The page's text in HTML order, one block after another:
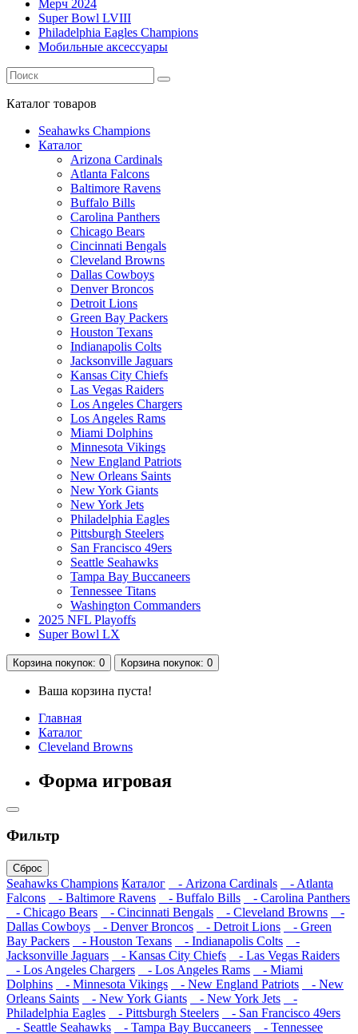
Мерч 2024
Super Bowl LVIII
Philadelphia Eagles Champions
Мобильные аксессуары
Каталог товаров
Seahawks Champions
Каталог
Arizona Cardinals
Atlanta Falcons
Baltimore Ravens
Buffalo Bills
Carolina Panthers
Chicago Bears
Cincinnati Bengals
Cleveland Browns
Dallas Cowboys
Denver Broncos
Detroit Lions
Green Bay Packers
Houston Texans
Indianapolis Colts
Jacksonville Jaguars
Kansas City Chiefs
Las Vegas Raiders
Los Angeles Chargers
Los Angeles Rams
Miami Dolphins
Minnesota Vikings
New England Patriots
New Orleans Saints
New York Giants
New York Jets
Philadelphia Eagles
Pittsburgh Steelers
San Francisco 49ers
Seattle Seahawks
Tampa Bay Buccaneers
Tennessee Titans
Washington Commanders
2025 NFL Playoffs
Super Bowl LX
Корзина покупок: 0 Корзина покупок: 0
Ваша корзина пуста!
Главная
Каталог
Cleveland Browns
Форма игровая
Фильтр
Сброс
Seahawks Champions Каталог - Arizona Cardinals
- Atlanta
Falcons
- Baltimore Ravens - Buffalo Bills
- Carolina Panthers
- Chicago Bears
- Cincinnati Bengals - Cleveland Browns
-
Dallas Cowboys
- Denver Broncos - Detroit Lions
- Green
Bay Packers
- Houston Texans - Indianapolis Colts
-
Jacksonville Jaguars
- Kansas City Chiefs
- Las Vegas Raiders
- Los Angeles Chargers
- Los Angeles Rams
- Miami
Dolphins
- Minnesota Vikings - New England Patriots
- New
Orleans Saints
- New York Giants - New York Jets
-
Philadelphia Eagles
- Pittsburgh Steelers
- San Francisco 49ers
- Seattle Seahawks
- Tampa Bay Buccaneers
- Tennessee